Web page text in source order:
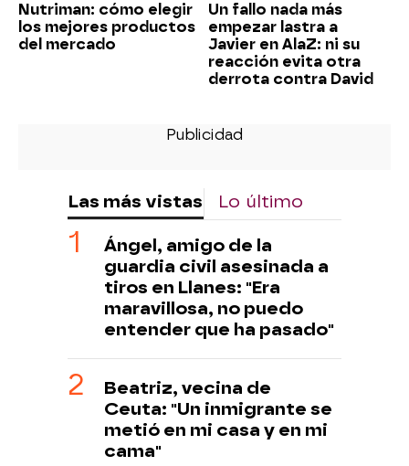
Nutriman: cómo elegir
los mejores productos
del mercado
Un fallo nada más
empezar lastra a
Javier en AlaZ: ni su
reacción evita otra
derrota contra David
Las más vistas Lo último
Ángel, amigo de la
guardia civil asesinada a
tiros en Llanes: "Era
maravillosa, no puedo
entender que ha pasado"
Beatriz, vecina de
Ceuta: "Un inmigrante se
metió en mi casa y en mi
cama"